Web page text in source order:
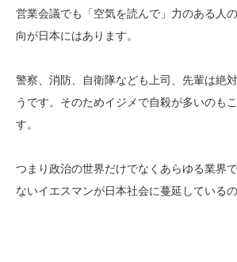
営業会議でも「空気を読んで」力のある人
向が日本にはあります。
警察、消防、自衛隊なども上司、先輩は絶
うです。そのためイジメで自殺が多いのも
す。
つまり政治の世界だけでなくあらゆる業界
ないイエスマンが日本社会に蔓延しているの